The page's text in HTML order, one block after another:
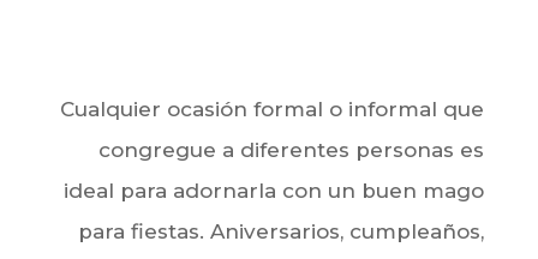
Cualquier ocasión formal o informal que
congregue a diferentes personas es
ideal para adornarla con un buen mago
para fiestas. Aniversarios, cumpleaños,